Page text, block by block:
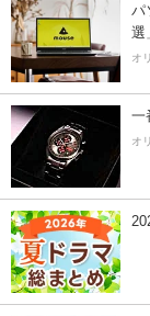
パ
選
オ
一
オ